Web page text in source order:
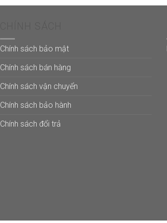
Chính sách bảo mật
Chính sách bán hàng
Chính sách vận chuyển
Chính sách bảo hành
Chính sách đổi trả